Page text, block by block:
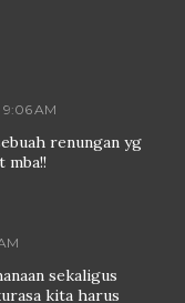
AM
renungan yg
mba!!
sekaligus
kita harus